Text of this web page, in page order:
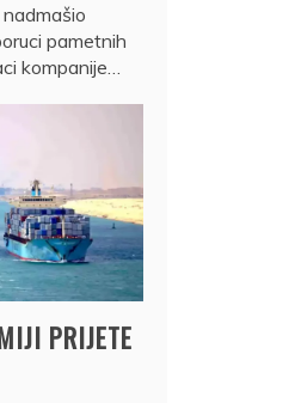
pametnih
kompanije…
PRIJETE